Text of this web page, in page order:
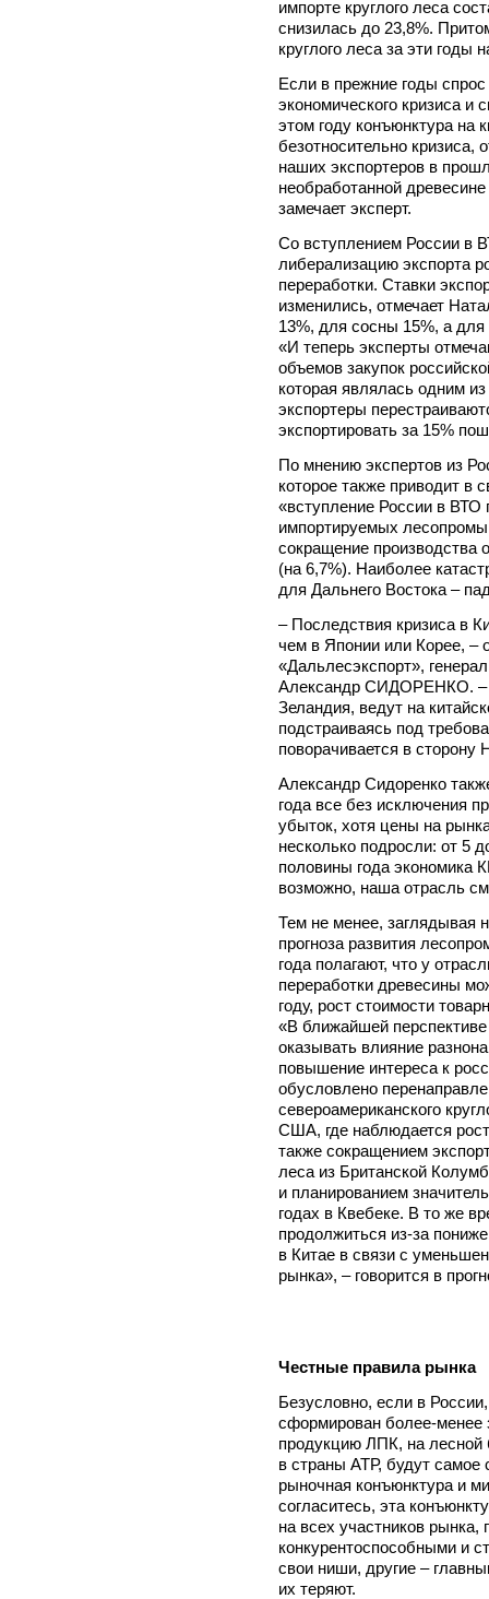
импорте круглого леса
снизилась до 23,8%.
круглого леса за эти годы
Если в прежние годы
экономического кризиса и
этом году конъюнктура на
безотносительно кризиса,
наших экспортеров в
необработанной
замечает эксперт.
Со вступлением России в
либерализацию экспорта
переработки. Ставки
изменились, отмечает
13%, для сосны 15%, а
«И теперь эксперты
объемов закупок
которая являлась одним
экспортеры
экспортировать за 15%
По мнению экспертов из
которое также приводит в
«вступление России в ВТО
импортируемых
сокращение производства
(на 6,7%). Наиболее
для Дальнего Востока –
– Последствия кризиса в
чем в Японии или Корее, –
«Дальлесэкспорт»,
Александр СИДОРЕНКО. –
Зеландия, ведут на
подстраиваясь под
поворачивается в сторону
Александр Сидоренко
года все без исключения
убыток, хотя цены на
несколько подросли: от 5
половины года экономика
возможно, наша отрасль
Тем не менее, заглядывая
прогноза развития
года полагают, что у
переработки древесины
году, рост стоимости
«В ближайшей
оказывать влияние
повышение интереса к
обусловлено
североамериканского
США, где наблюдается
также сокращением
леса из Британской
и планированием
годах в Квебеке. В то же
продолжиться из-за
в Китае в связи с
рынка», – говорится в
Честные правила рынка
Безусловно, если в
сформирован более-менее
продукцию ЛПК, на лесной
в страны АТР, будут самое
рыночная конъюнктура и
согласитесь, эта
на всех участников
конкурентоспособными и
свои ниши, другие –
их теряют.